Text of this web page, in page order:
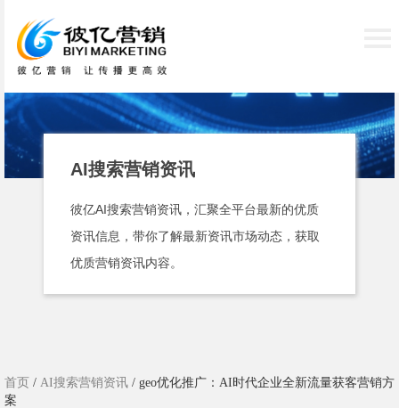
AI搜索营销资讯
彼亿AI搜索营销资讯，汇聚全平台最新的优质
资讯信息，带你了解最新资讯市场动态，获取
优质营销资讯内容。
首页 / AI搜索营销资讯 / geo优化推广：AI时代企业全新流量获客营销方
案